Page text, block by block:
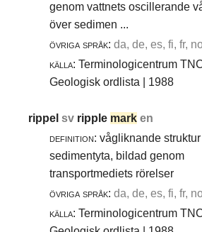
genom vattnets oscillerande
över sedimen ...
övriga språk: da, de, es, fi, fr,
källa: Terminologicentrum
Geologisk ordlista | 1988
rippelsv ripple mark en
definition: vågliknande struktur
sedimentyta, bildad genom
transportmediets rörelser
övriga språk: da, de, es, fi, fr,
källa: Terminologicentrum